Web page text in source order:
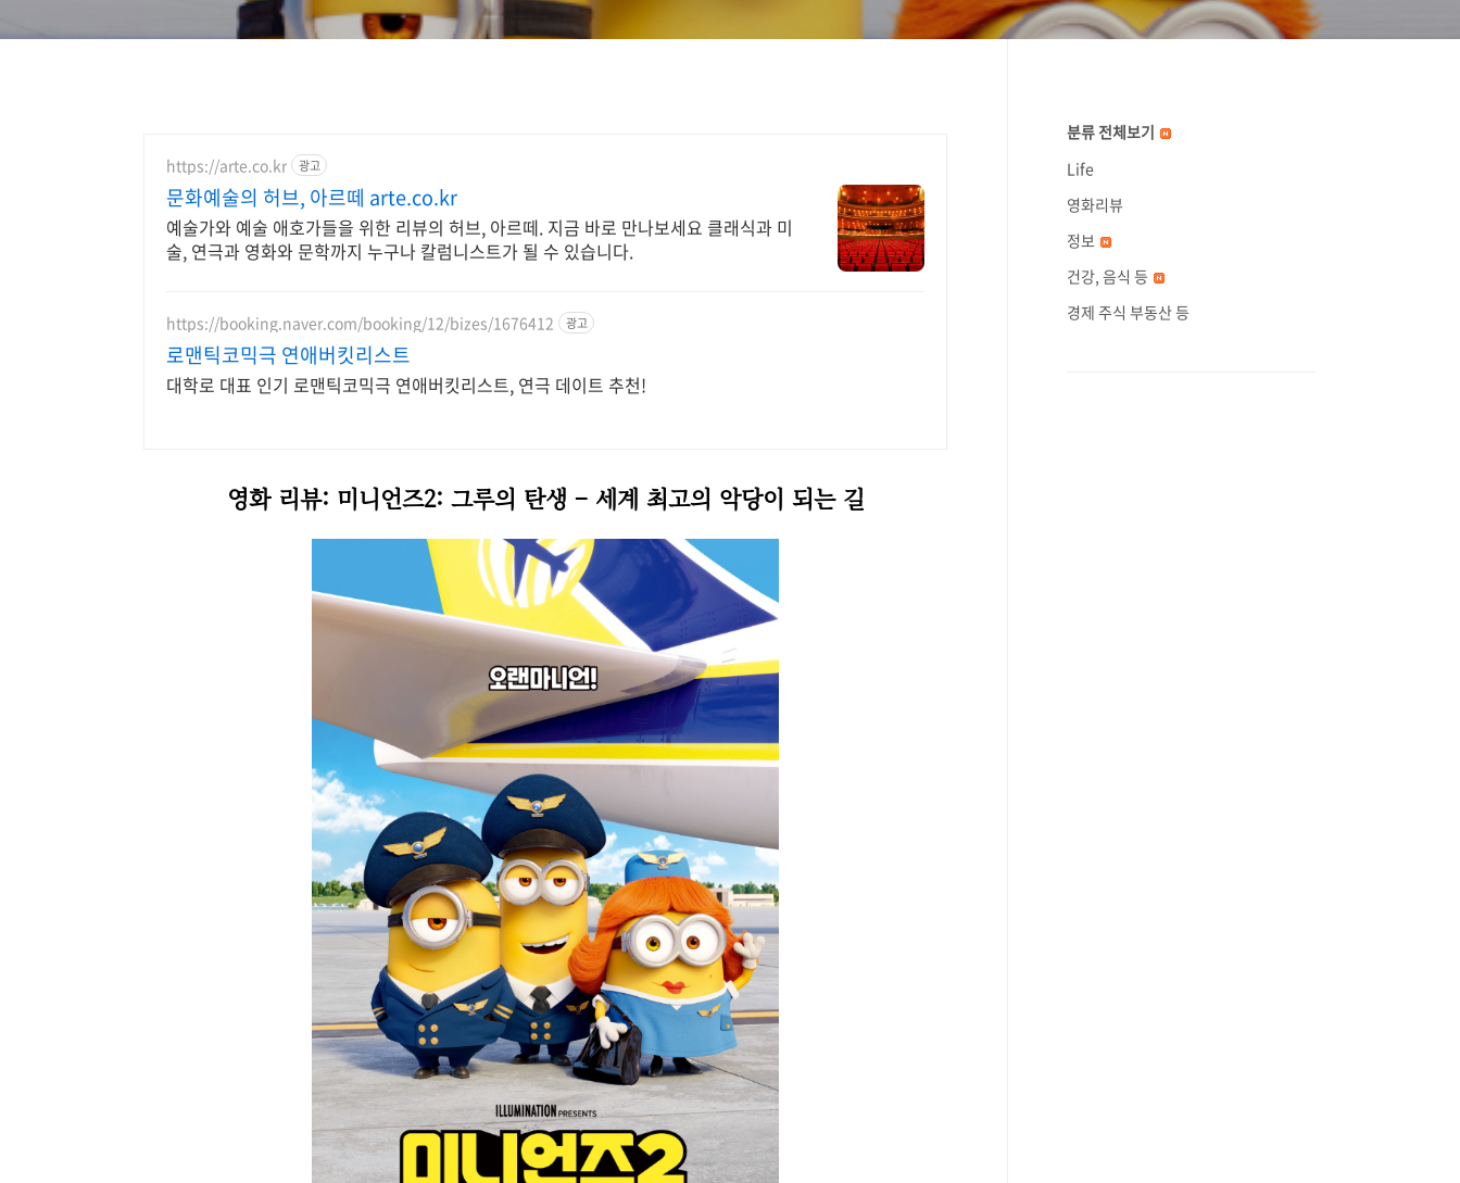
https://arte.co.kr 광고
문화예술의 허브, 아르떼 arte.co.kr
예술가와 예술 애호가들을 위한 리뷰의 허브, 아르떼. 지금 바로 만나보세요 클래식과 미
술, 연극과 영화와 문학까지 누구나 칼럼니스트가 될 수 있습니다.
https://booking.naver.com/booking/12/bizes/1676412 광고
로맨틱코믹극 연애버킷리스트
대학로 대표 인기 로맨틱코믹극 연애버킷리스트, 연극 데이트 추천!
영화 리뷰: 미니언즈2: 그루의 탄생 – 세계 최고의 악당이 되는 길
분류 전체보기
Life
영화리뷰
정보
건강, 음식 등
경제 주식 부동산 등